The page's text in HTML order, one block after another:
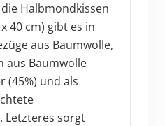
Halbmondkissen
40 cm) gibt es in
aus Baumwolle,
aus Baumwolle
(45%) und als
Letzteres sorgt